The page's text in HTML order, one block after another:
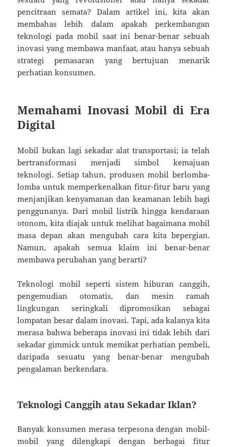
pencitraan semata? Dalam artikel ini, kita akan
membahas lebih dalam apakah perkembangan
teknologi pada mobil saat ini benar-benar sebuah
inovasi yang membawa manfaat, atau hanya sebuah
strategi pemasaran yang bertujuan menarik
perhatian konsumen.
Memahami Inovasi Mobil di Era
Digital
Mobil bukan lagi sekadar alat transportasi; ia telah
bertransformasi menjadi simbol kemajuan
teknologi. Setiap tahun, produsen mobil berlomba-
lomba untuk memperkenalkan fitur-fitur baru yang
menjanjikan kenyamanan dan keamanan lebih bagi
penggunanya. Dari mobil listrik hingga kendaraan
otonom, kita diajak untuk melihat bagaimana mobil
masa depan akan mengubah cara kita bepergian.
Namun, apakah semua klaim ini benar-benar
membawa perubahan yang berarti?
Teknologi mobil seperti sistem hiburan canggih,
pengemudian otomatis, dan mesin ramah
lingkungan seringkali dipromosikan sebagai
lompatan besar dalam inovasi. Tapi, ada kalanya kita
merasa bahwa beberapa inovasi ini tidak lebih dari
sekadar gimmick untuk memikat perhatian pembeli,
daripada sesuatu yang benar-benar mengubah
pengalaman berkendara.
Teknologi Canggih atau Sekadar Iklan?
Banyak konsumen merasa terpesona dengan mobil-
mobil yang dilengkapi dengan berbagai fitur